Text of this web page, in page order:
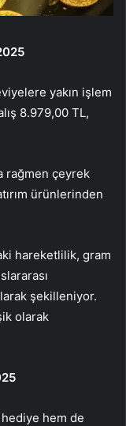
yakın işlem
8.979,00 TL,
rağmen çeyrek
ürünlerinden
hareketlilik, gram
şekilleniyor.
olarak
hediye hem de